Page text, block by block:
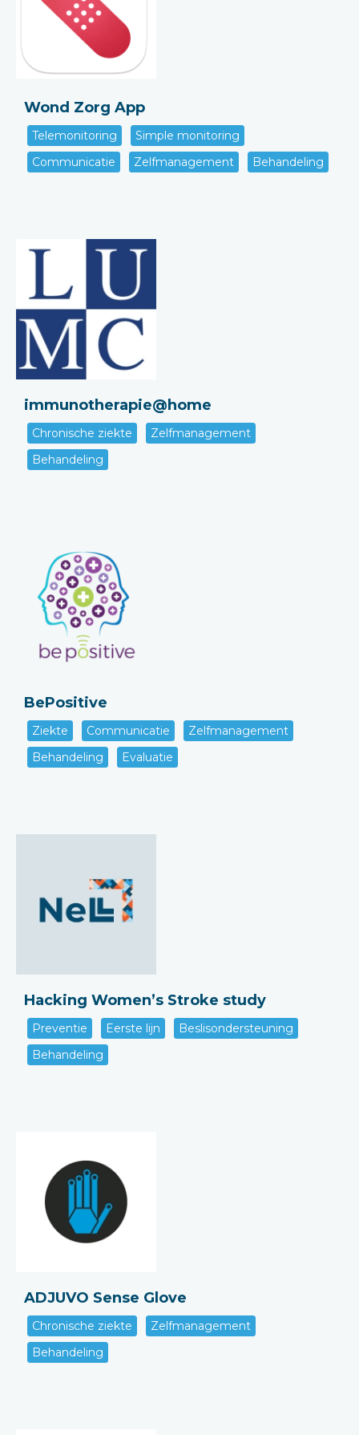
Wond Zorg App
Telemonitoring
Simple monitoring
Communicatie
Zelfmanagement Behandeling
immunotherapie@home
Chronische ziekte
Zelfmanagement
Behandeling
BePositive
Ziekte Communicatie
Zelfmanagement
Behandeling
Evaluatie
Hacking Women’s Stroke study
Preventie Eerste lijn
Beslisondersteuning
Behandeling
ADJUVO Sense Glove
Chronische ziekte
Zelfmanagement
Behandeling